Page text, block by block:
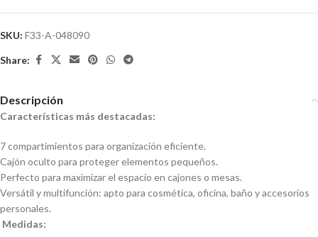
SKU: F33-A-048090
Share:
Descripción
Características más destacadas:
7 compartimientos para organización eficiente.
Cajón oculto para proteger elementos pequeños.
Perfecto para maximizar el espacio en cajones o mesas.
Versátil y multifunción: apto para cosmética, oficina, baño y accesorios
personales.
Medidas: